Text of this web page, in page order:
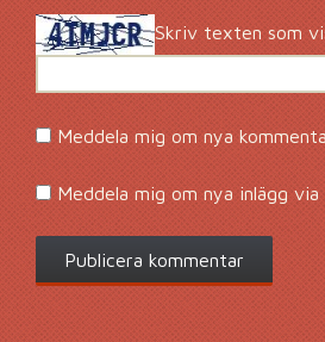
Skriv texten som
Meddela mig om nya
Meddela mig om nya inlägg